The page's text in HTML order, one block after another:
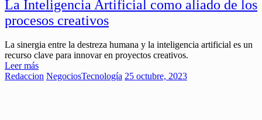
La Inteligencia Artificial como aliado de los
procesos creativos
La sinergia entre la destreza humana y la inteligencia artificial es un
recurso clave para innovar en proyectos creativos.
Leer más
Redaccion NegociosTecnología 25 octubre, 2023